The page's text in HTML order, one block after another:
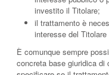
investito il Titolare;
il trattamento è
interesse del
È comunque sempre
concreta base giuridica di